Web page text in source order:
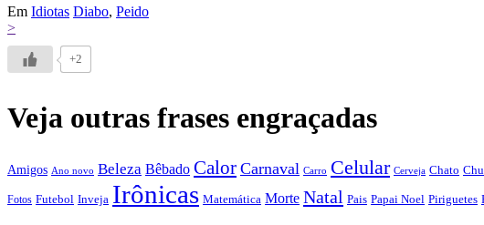
Em Idiotas Diabo, Peido
>
+2
Veja outras frases engraçadas
Amigos Ano novo Beleza Bêbado Calor Carnaval Carro Celular Cerveja Chato
Fotos Futebol Inveja Irônicas Matemática Morte Natal Pais Papai Noel Piriguetes